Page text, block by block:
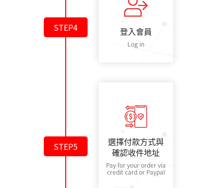
STEP4 登入會員
Log in
STEP5
選擇付款方式與
確認收件地址
Pay for your order via
credit card or Paypal